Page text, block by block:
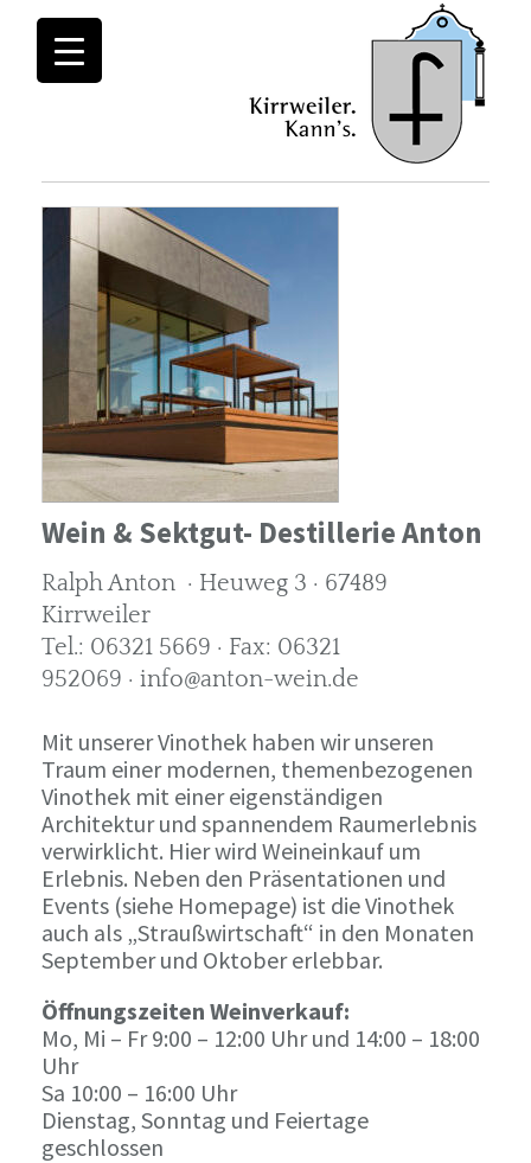
Wein & Sektgut- Destillerie Anton
Ralph Anton · Heuweg 3 · 67489
Kirrweiler
Tel.: 06321 5669 · Fax: 06321
952069 · info@anton-wein.de
Mit unserer Vinothek haben wir unseren
Traum einer modernen, themenbezogenen
Vinothek mit einer eigenständigen
Architektur und spannendem Raumerlebnis
verwirklicht. Hier wird Weineinkauf um
Erlebnis. Neben den Präsentationen und
Events (siehe Homepage) ist die Vinothek
auch als „Straußwirtschaft“ in den Monaten
September und Oktober erlebbar.
Öffnungszeiten Weinverkauf:
Mo, Mi – Fr 9:00 – 12:00 Uhr und 14:00 – 18:00
Uhr
Sa 10:00 – 16:00 Uhr
Dienstag, Sonntag und Feiertage
geschlossen